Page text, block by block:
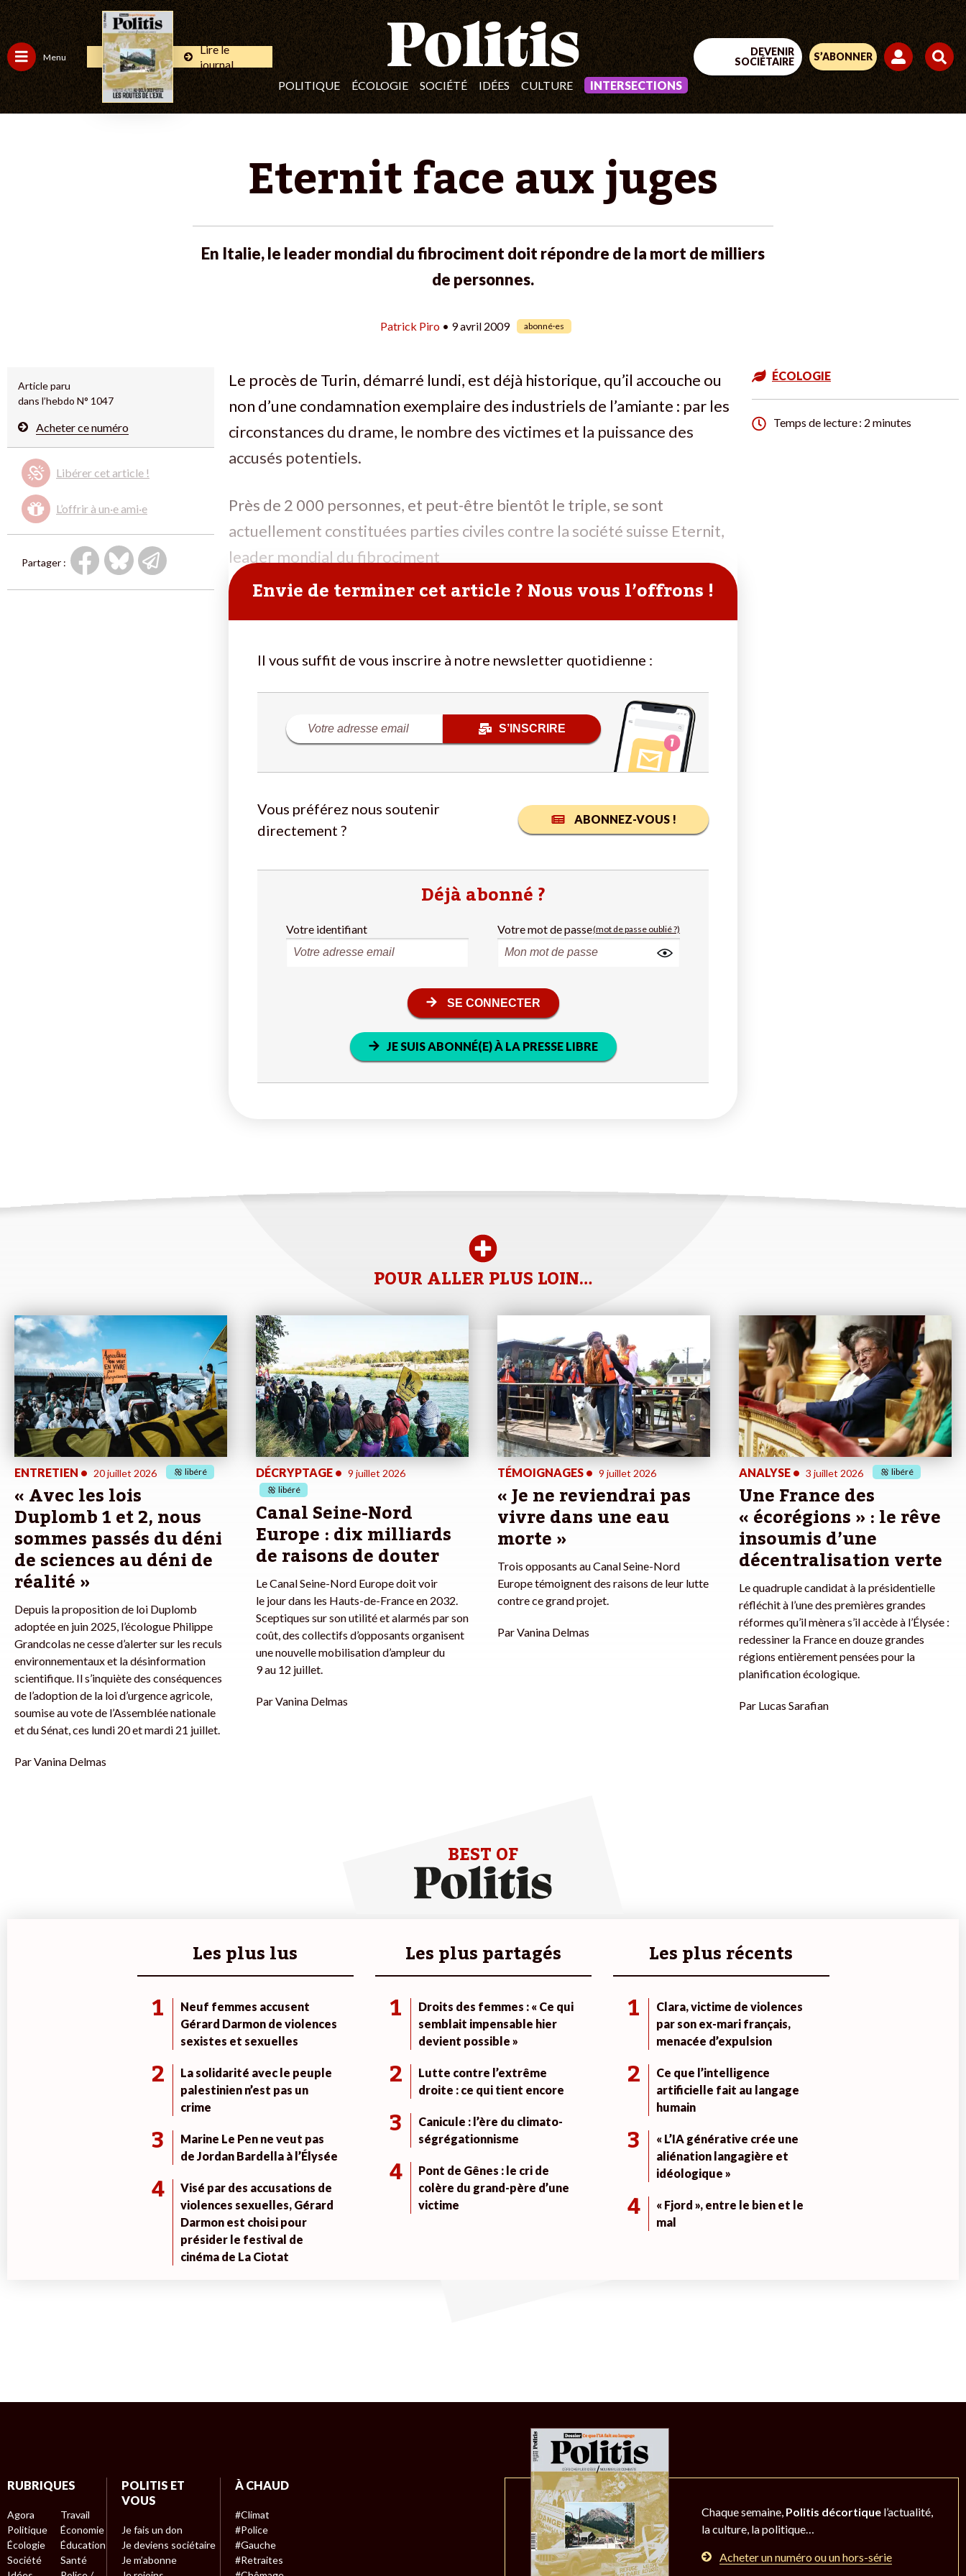
Menu
Lire le
journal
POLITIQUE
ÉCOLOGIE SOCIÉTÉ IDÉES CULTURE INTERSECTIONS
DEVENIR
SOCIÉTAIRE
S’ABONNER
Eternit face aux juges
En Italie, le leader mondial du fibrociment doit répondre de la mort de milliers
de personnes.
Patrick Piro • 9 avril 2009 abonné·es
Article paru
dans l’hebdo N° 1047
Acheter ce numéro
Libérer cet article !
L’offrir à un·e ami·e
Partager :
Le procès de Turin, démarré lundi, est déjà historique, qu’il accouche ou
non d’une condamnation exemplaire des industriels de l’amiante : par les
circonstances du drame, le nombre des victimes et la puissance des
accusés potentiels.
Près de 2 000 personnes, et peut-être bientôt le triple, se sont
actuellement constituées parties civiles contre la société suisse Eternit,
leader mondial du fibrociment
Envie de terminer cet article ? Nous vous l’offrons !
Il vous suffit de vous inscrire à notre newsletter quotidienne :
S’INSCRIRE
Vous préférez nous soutenir
directement ?
ABONNEZ-VOUS !
Déjà abonné ?
Votre identifiant Votre mot de passe(mot de passe oublié ?)
SE CONNECTER
JE SUIS ABONNÉ(E) À LA PRESSE LIBRE
ÉCOLOGIE
Temps de lecture : 2 minutes
POUR ALLER PLUS LOIN…
ENTRETIEN • 20 juillet 2026 libéré
« Avec les lois
Duplomb 1 et 2, nous
sommes passés du déni
de sciences au déni de
réalité »
Depuis la proposition de loi Duplomb
adoptée en juin 2025, l’écologue Philippe
Grandcolas ne cesse d’alerter sur les reculs
environnementaux et la désinformation
scientifique. Il s’inquiète des conséquences
de l’adoption de la loi d’urgence agricole,
soumise au vote de l’Assemblée nationale
et du Sénat, ces lundi 20 et mardi 21 juillet.
ParVanina Delmas
DÉCRYPTAGE • 9 juillet 2026
libéré
Canal Seine-Nord
Europe : dix milliards
de raisons de douter
Le Canal Seine-Nord Europe doit voir
le jour dans les Hauts-de-France en 2032.
Sceptiques sur son utilité et alarmés par son
coût, des collectifs d’opposants organisent
une nouvelle mobilisation d’ampleur du
9 au 12 juillet.
ParVanina Delmas
TÉMOIGNAGES • 9 juillet 2026
« Je ne reviendrai pas
vivre dans une eau
morte »
Trois opposants au Canal Seine-Nord
Europe témoignent des raisons de leur lutte
contre ce grand projet.
ParVanina Delmas
ANALYSE • 3 juillet 2026 libéré
Une France des
« écorégions » : le rêve
insoumis d’une
décentralisation verte
Le quadruple candidat à la présidentielle
réfléchit à l’une des premières grandes
réformes qu’il mènera s’il accède à l’Élysée :
redessiner la France en douze grandes
régions entièrement pensées pour la
planification écologique.
Par Lucas Sarafian
BEST OF
Les plus lus
1
Neuf femmes accusent
Gérard Darmon de violences
sexistes et sexuelles
2
La solidarité avec le peuple
palestinien n’est pas un
crime
3
Marine Le Pen ne veut pas
de Jordan Bardella à l’Élysée
4
Visé par des accusations de
violences sexuelles, Gérard
Darmon est choisi pour
présider le festival de
cinéma de La Ciotat
Les plus partagés
1
Droits des femmes : « Ce qui
semblait impensable hier
devient possible »
2
Lutte contre l’extrême
droite : ce qui tient encore
3
Canicule : l’ère du climato-
ségrégationnisme
4
Pont de Gênes : le cri de
colère du grand-père d’une
victime
Les plus récents
1
Clara, victime de violences
par son ex-mari français,
menacée d’expulsion
2
Ce que l’intelligence
artificielle fait au langage
humain
3
« L’IA générative crée une
aliénation langagière et
idéologique »
4
« Fjord », entre le bien et le
mal
RUBRIQUES
Agora
Politique
Écologie
Société
Travail
Économie
Éducation
Santé
POLITIS ET
VOUS
Je fais un don
Je deviens sociétaire
Je m’abonne
À CHAUD
#Climat
#Police
#Gauche
#Retraites
Chaque semaine, Politis décortique l’actualité,
la culture, la politique…
Acheter un numéro ou un hors-série